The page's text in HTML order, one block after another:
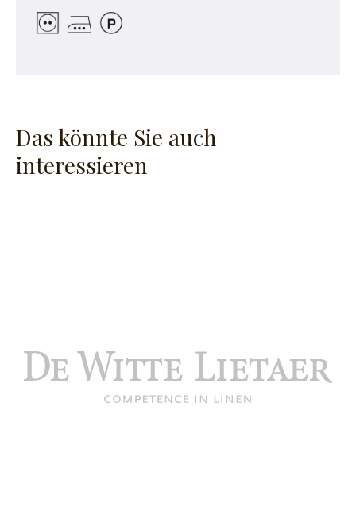
Das könnte Sie auch
interessieren